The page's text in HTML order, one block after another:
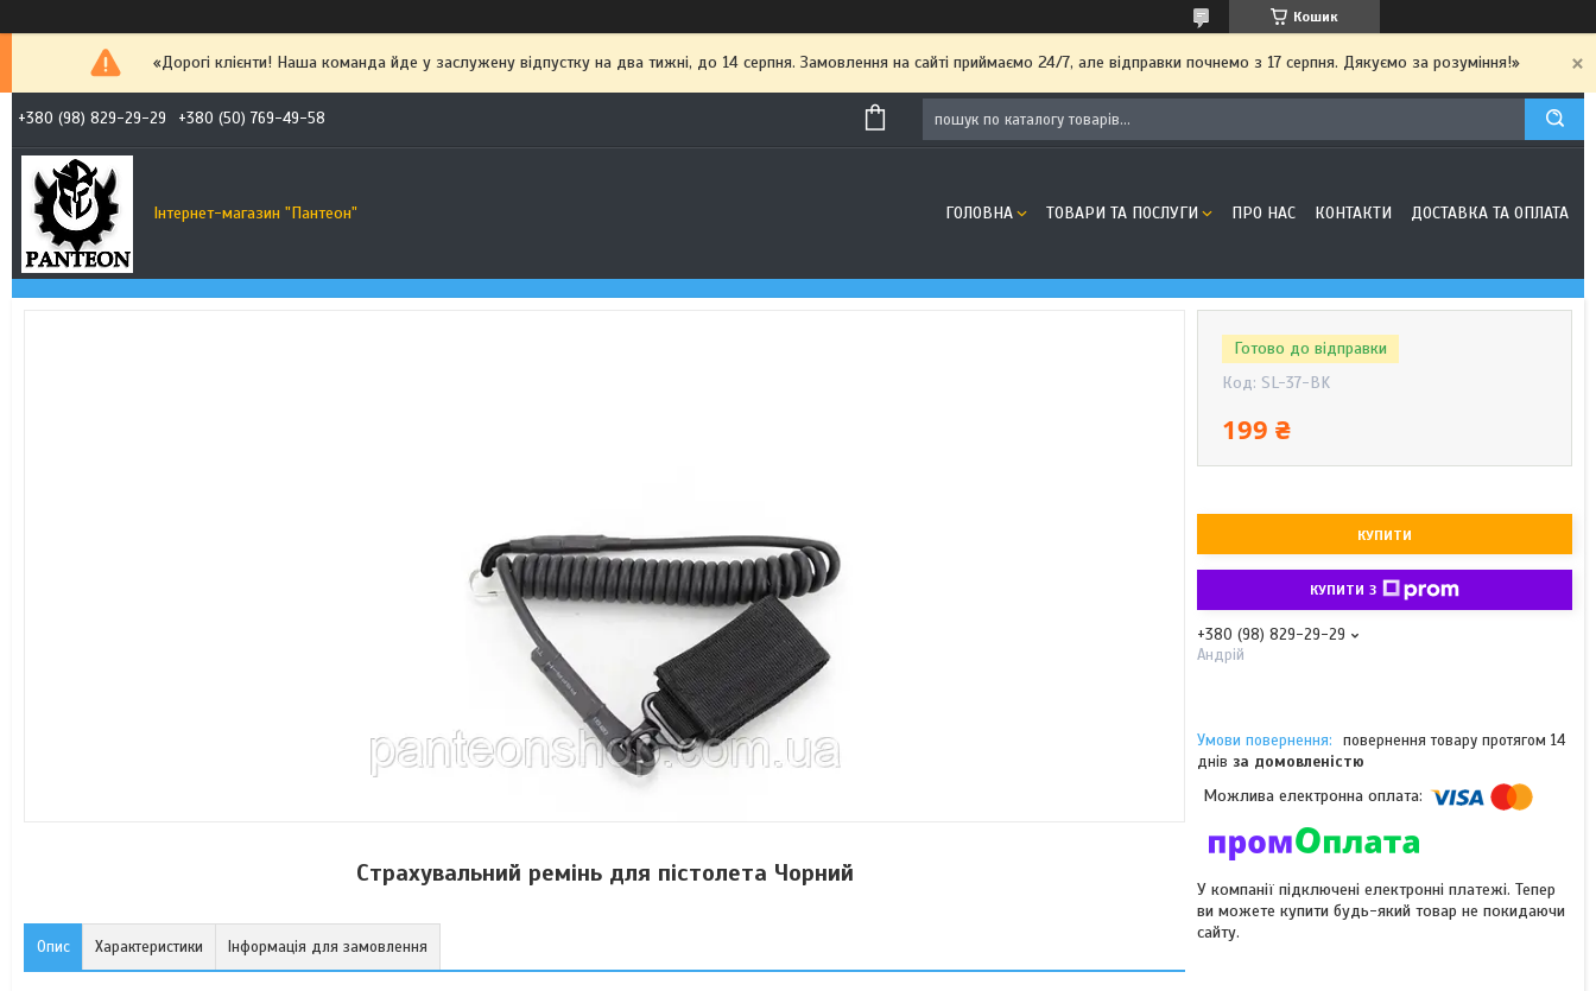
Кошик
«Дорогі клієнти! Наша команда йде у заслужену відпустку на два тижні, до 14 серпня. Замовлення на сайті приймаємо 24/7, але відправки почнемо з 17 серпня. Дякуємо за розуміння!»
+380 (98) 829-29-29 +380 (50) 769-49-58
Інтернет-магазин "Пантеон" ГОЛОВНА ТОВАРИ ТА ПОСЛУГИ ПРО НАС КОНТАКТИ ДОСТАВКА ТА ОПЛАТА
Страхувальний ремінь для пістолета Чорний
Опис Характеристики Інформація для замовлення
Готово до відправки
Код: SL-37-BK
199 ₴
КУПИТИ
КУПИТИ З
+380 (98) 829-29-29
Андрій
повернення товару протягом 14
днів за домовленістю
У компанії підключені електронні платежі. Тепер
ви можете купити будь-який товар не покидаючи
сайту.